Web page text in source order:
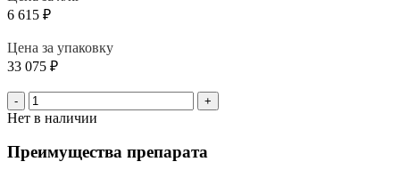
6 615 ₽
Цена за упаковку
33 075 ₽
- +
Нет в наличии
Преимущества препарата